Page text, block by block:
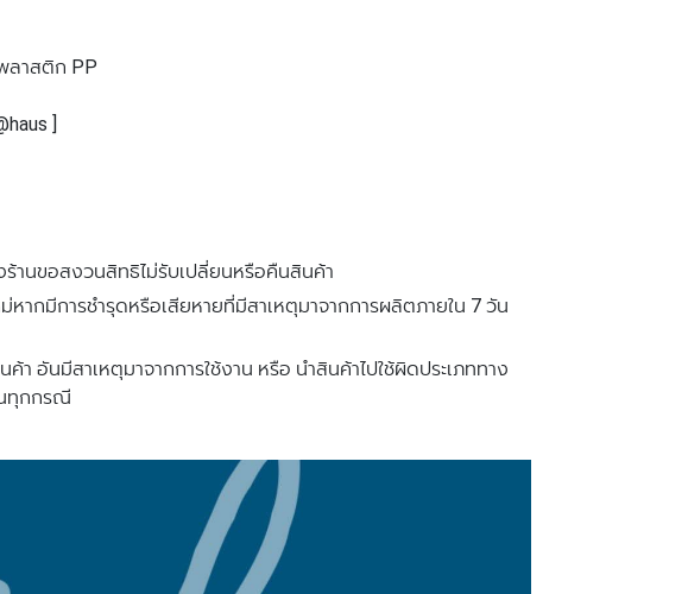
ลาสติก PP
]
านขอสงวนสิทธิไม่รับเปลี่ยนหรือคืนสินค้า
หากมีการชํารุดหรือเสียหายที่มีสาเหตุมาจากการผลิตภายใน 7 วัน
า อันมีสาเหตุมาจากการใช้งาน หรือ นําสินค้าไปใช้ผิดประเภททาง
ทุกกรณี